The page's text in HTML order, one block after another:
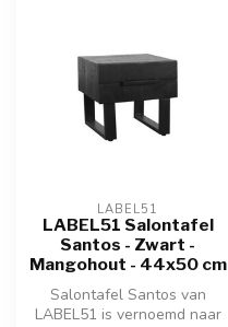
LABEL51
LABEL51 Salontafel
Santos - Zwart -
Mangohout - 44x50 cm
Salontafel Santos van
LABEL51 is vernoemd naar